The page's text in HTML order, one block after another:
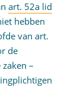
art. 52a lid
hebben
van art.
de
–